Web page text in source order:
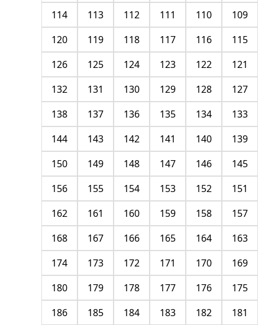
109
110
111
112
113
114
115
116
117
118
119
120
121
122
123
124
125
126
127
128
129
130
131
132
133
134
135
136
137
138
139
140
141
142
143
144
145
146
147
148
149
150
151
152
153
154
155
156
157
158
159
160
161
162
163
164
165
166
167
168
169
170
171
172
173
174
175
176
177
178
179
180
181
182
183
184
185
186